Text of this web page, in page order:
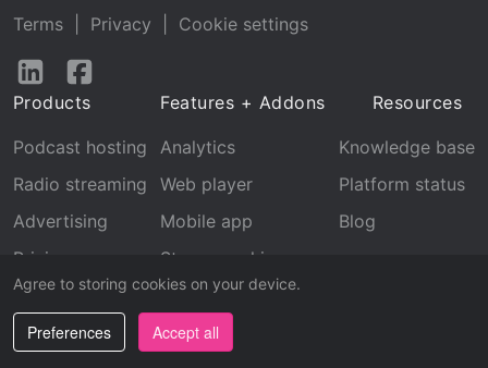
Agree to storing cookies on your device.
Preferences Accept all
Terms
Privacy
Cookie settings
Follow
LinkedInFacebook
Products
Podcast hosting
Radio streaming
Advertising
Pricing
Features + Addons
Analytics
Web player
Mobile app
Stream archive
Recognition
Resources
Knowledge base
Platform status
Blog